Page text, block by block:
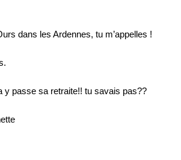
dans les Ardennes, tu m’appelles !
y passe sa retraite!! tu savais pas??